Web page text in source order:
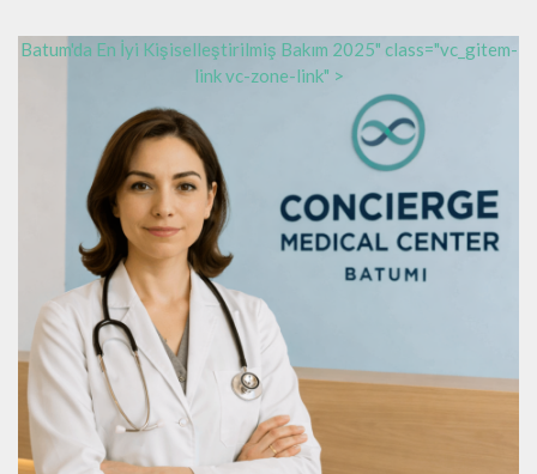
Batum'da En İyi Kişiselleştirilmiş Bakım 2025" class="vc_gitem-
link vc-zone-link" >